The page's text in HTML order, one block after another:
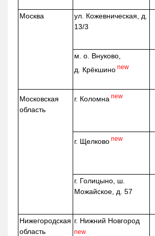
Москва ул. Кожевническая , д.
13/3
м. о. Внуково,
д. Крёкшино new
Московская
область
г. Коломна new
г. Щелково new
г. Голицыно, ш.
Можайское, д. 57
Нижегородская
область
г. Нижний Новгород
new